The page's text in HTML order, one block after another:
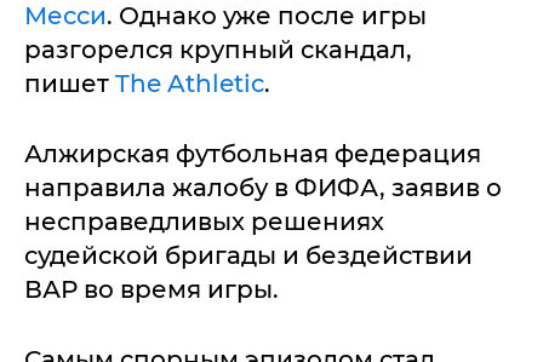
Месси. Однако уже после игры
разгорелся крупный скандал,
пишет The Athletic.
Алжирская футбольная федерация
направила жалобу в ФИФА, заявив о
несправедливых решениях
судейской бригады и бездействии
ВАР во время игры.